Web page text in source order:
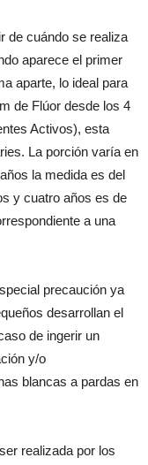
de cuándo se realiza
aparece el primer
aparte, lo ideal para
de Flúor desde los 4
Activos), esta
La porción varía en
la medida es del
y cuatro años es de
a una
precaución ya
desarrollan el
de ingerir un
y/o
blancas a pardas en
realizada por los